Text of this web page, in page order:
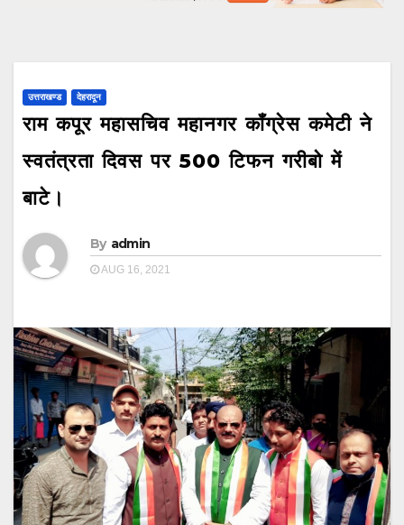
उत्तराखण्ड देहरादून
राम कपूर महासचिव महानगर कॉंग्रेस कमेटी ने
स्वतंत्रता दिवस पर 500 टिफन गरीबो में
बाटे।
By admin
AUG 16, 2021